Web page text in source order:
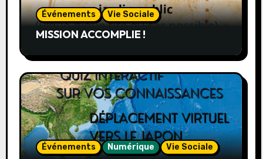
Événements Vie Sociale
MISSION ACCOMPLIE !
Événements Numérique Vie Sociale